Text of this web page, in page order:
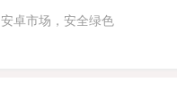
安卓市场，安全绿色